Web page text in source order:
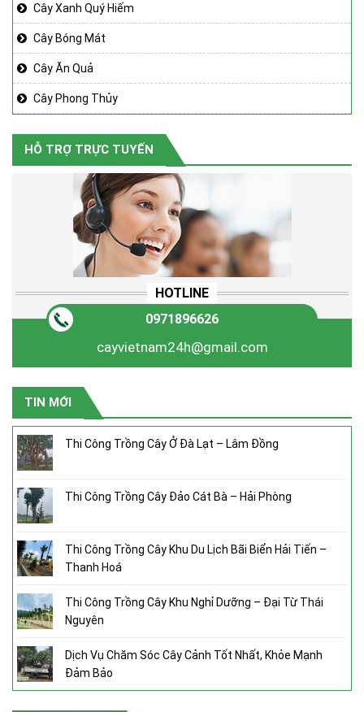
Cây Xanh Quý Hiếm
Cây Bóng Mát
Cây Ăn Quả
Cây Phong Thủy
HỖ TRỢ TRỰC TUYẾN
HOTLINE
0971896626
cayvietnam24h@gmail.com
TIN MỚI
Thi Công Trồng Cây Ở Đà Lạt – Lâm Đồng
Thi Công Trồng Cây Đảo Cát Bà – Hải Phòng
Thi Công Trồng Cây Khu Du Lịch Bãi Biển Hải Tiến –
Thanh Hoá
Thi Công Trồng Cây Khu Nghỉ Dưỡng – Đại Từ Thái
Nguyên
Dịch Vụ Chăm Sóc Cây Cảnh Tốt Nhất, Khỏe Mạnh
Đảm Bảo